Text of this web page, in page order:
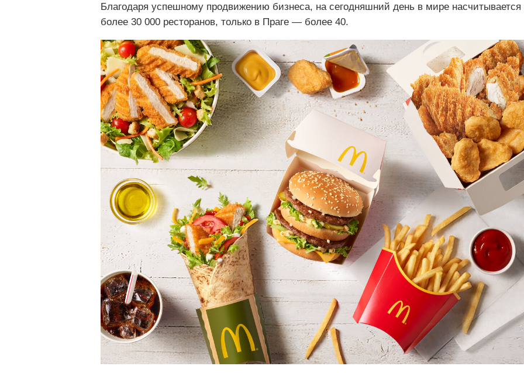
Благодаря успешному продвижению бизнеса, на сегодняшний день в мире насчитывается
более 30 000 ресторанов, только в Праге — более 40.